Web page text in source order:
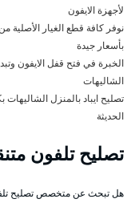
لأجهزة الايفون
نوفر كافة قطع الغيار الأصلية
بأسعار جيدة
الخبرة في فتح قفل الايفون
الشاليهات
تصليح ايباد بالمنزل الشاليهات
الحديثة
تصليح تلفون
هل تبحث عن متخصص تصليح